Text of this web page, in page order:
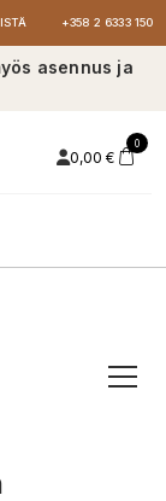
+358 2 6333 150
asennus ja
0,00 €
0